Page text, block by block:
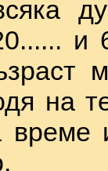
и
на
време